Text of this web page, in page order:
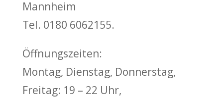
Mannheim
Tel. 0180 6062155.
Öffnungszeiten:
Montag, Dienstag, Donnerstag,
Freitag: 19 – 22 Uhr,